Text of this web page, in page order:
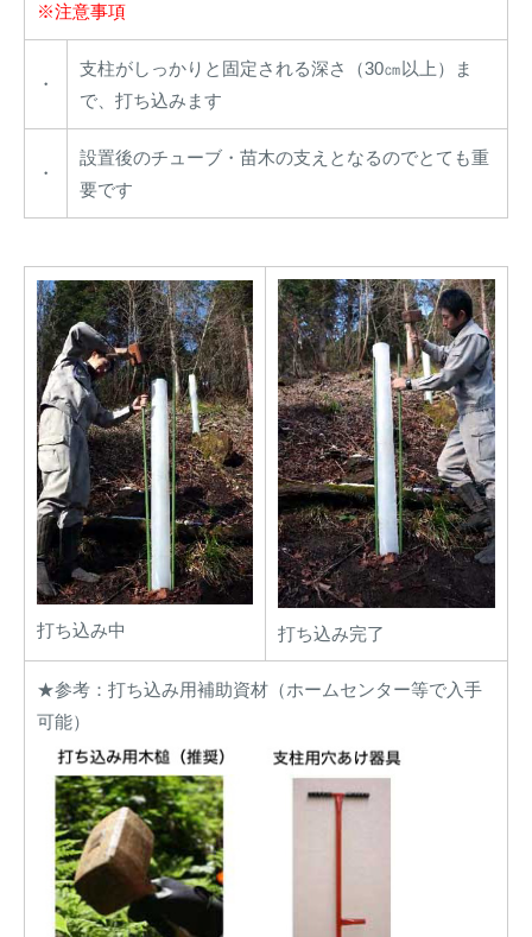
※注意事項
・
支柱がしっかりと固定される深さ（30㎝以上）ま
で、打ち込みます
・
設置後のチューブ・苗木の支えとなるのでとても重
要です
打ち込み中 打ち込み完了
★参考：打ち込み用補助資材（ホームセンター等で入手
可能）